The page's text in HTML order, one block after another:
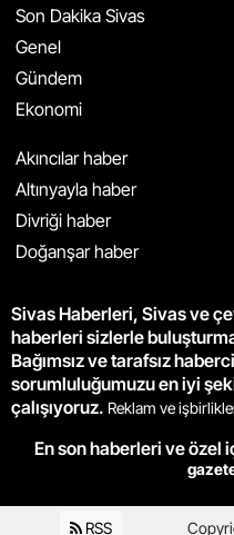
Son Dakika Sivas
Genel
Gündem
Ekonomi
Akıncılar haber
Altınyayla haber
Divriği haber
Doğanşar haber
Sivas Haberleri, Sivas ve
haberleri sizlerle
Bağımsız ve tarafsız
sorumluluğumuzu en iyi
çalışıyoruz. Reklam ve
En son haberleri ve
RSS